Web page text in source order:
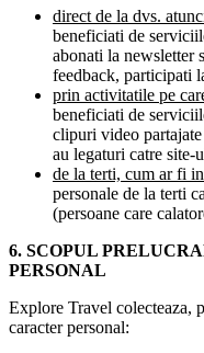
direct de la dvs.
beneficiati de
abonati la newsletter
feedback, participati
prin activitatile pe
beneficiati de
clipuri video
au legaturi catre site-
de la terti, cum ar fi
personale de la terti
(persoane care
6. SCOPUL
PERSONAL
Explore Travel colecteaza,
caracter personal: